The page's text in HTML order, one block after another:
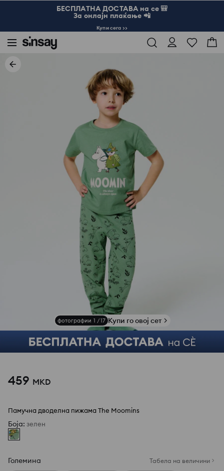
БЕСПЛАТНА ДОСТАВА на се 🎒
За онлајн плаќање 📲
Купи сега >>
фотографии 1 /17 Купи го овој сет
459 MKD
Памучна дводелна пижама The Moomins
Боја: зелен
Големина Табела на величини